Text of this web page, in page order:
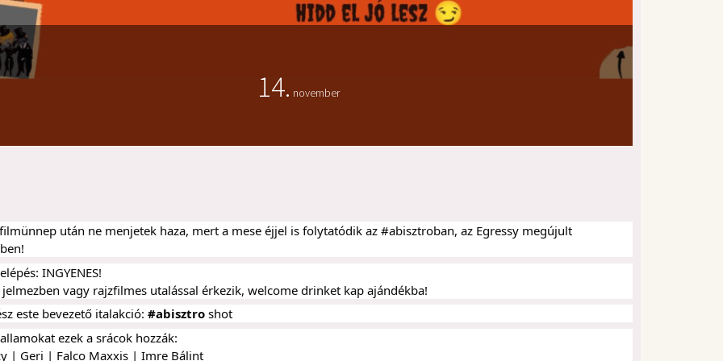
14. november
után ne menjetek haza, mert a mese éjjel is folytatódik az #abisztroban, az Egressy megújult
INGYENES!
vagy rajzfilmes utalással érkezik, welcome drinket kap ajándékba!
este bevezető italakció: #abisztro shot
ezek a srácok hozzák:
| Geri | Falco Maxxis | Imre Bálint